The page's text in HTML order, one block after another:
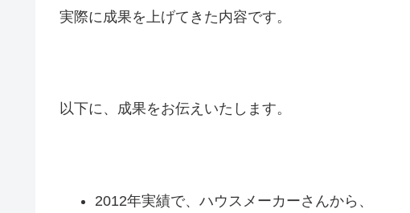
実際に成果を上げてきた内容です。
以下に、成果をお伝えいたします。
2012年実績で、ハウスメーカーさんから、